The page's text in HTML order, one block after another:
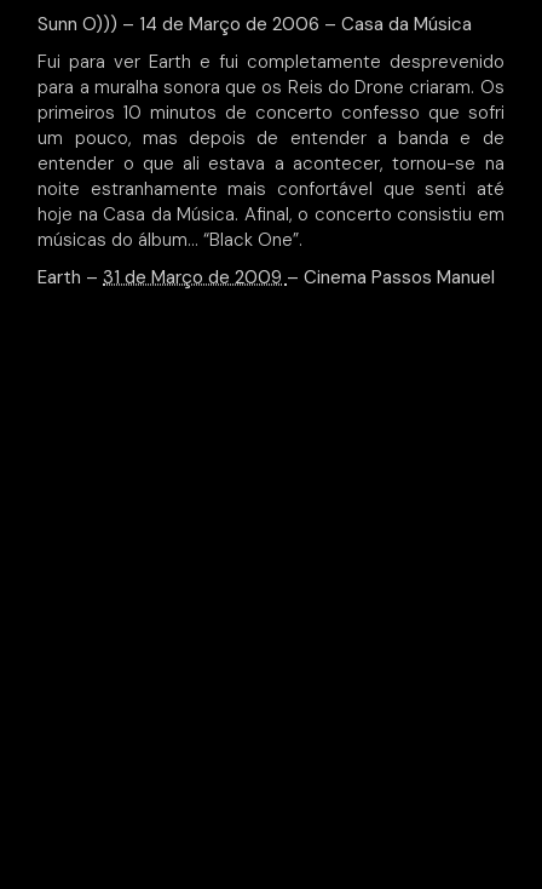
Sunn O))) – 14 de Março de 2006 – Casa da Música
Fui para ver Earth e fui completamente desprevenido
para a muralha sonora que os Reis do Drone criaram. Os
primeiros 10 minutos de concerto confesso que sofri
um pouco, mas depois de entender a banda e de
entender o que ali estava a acontecer, tornou-se na
noite estranhamente mais confortável que senti até
hoje na Casa da Música. Afinal, o concerto consistiu em
músicas do álbum… “Black One”.
Earth –31 de Março de 2009– Cinema Passos Manuel